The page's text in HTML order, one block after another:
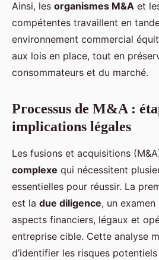
Ainsi, les organismes M&A et
compétentes travaillent en
environnement commercial
aux lois en place, tout en
consommateurs et du marché.
Processus de M&A :
implications légales
Les fusions et acquisitions
complexe qui nécessitent
essentielles pour réussir. La
est la due diligence, un
aspects financiers, légaux et
entreprise cible. Cette analyse
d’identifier les risques potentiels